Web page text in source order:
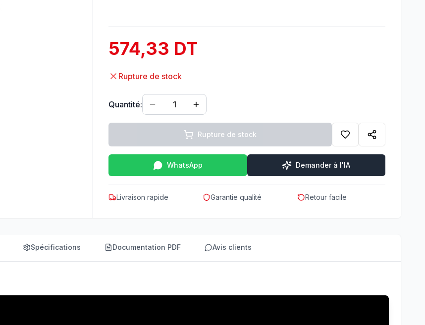
574,33 DT
Rupture de stock
Quantité: 1
Rupture de stock
WhatsApp Demander à l'IA
Livraison rapide Garantie qualité Retour facile
Spécifications Documentation PDF Avis clients